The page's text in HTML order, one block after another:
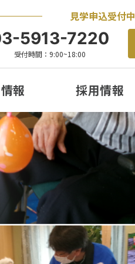
見学申込受付中
5913-7220
受付時間：9:00~18:00
報 採用情報